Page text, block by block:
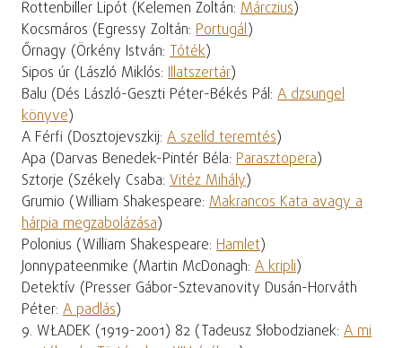
Rottenbiller Lipót (Kelemen Zoltán: Márczius)
Kocsmáros (Egressy Zoltán: Portugál)
Őrnagy (Örkény István: Tóték)
Sipos úr (László Miklós: Illatszertár)
Balu (Dés László-Geszti Péter-Békés Pál: A dzsungel
könyve)
A Férfi (Dosztojevszkij: A szelíd teremtés)
Apa (Darvas Benedek-Pintér Béla: Parasztopera)
Sztorje (Székely Csaba: Vitéz Mihály)
Grumio (William Shakespeare: Makrancos Kata avagy a
hárpia megzabolázása)
Polonius (William Shakespeare: Hamlet)
Jonnypateenmike (Martin McDonagh: A kripli)
Detektív (Presser Gábor-Sztevanovity Dusán-Horváth
Péter: A padlás)
9. WŁADEK (1919-2001) 82 (Tadeusz Słobodzianek: A mi